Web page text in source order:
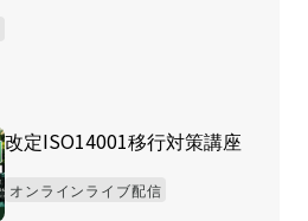
改定ISO14001移行対策講座
オンラインライブ配信